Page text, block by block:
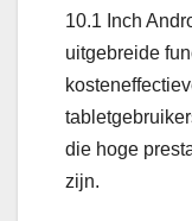
10.1 Inch
uitgebreide
die hoge
zijn.